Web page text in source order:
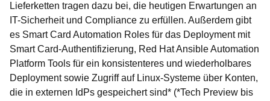
Lieferketten tragen dazu bei, die heutigen Erwartungen an
IT-Sicherheit und Compliance zu erfüllen. Außerdem gibt
es Smart Card Automation Roles für das Deployment mit
Smart Card-Authentifizierung, Red Hat Ansible Automation
Platform Tools für ein konsistenteres und wiederholbares
Deployment sowie Zugriff auf Linux-Systeme über Konten,
die in externen IdPs gespeichert sind* (*Tech Preview bis